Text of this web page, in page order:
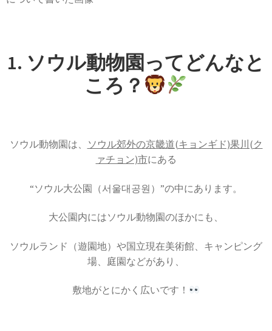
1. ソウル動物園ってどんなと
ころ？
ソウル動物園は、 ソウル郊外の京畿道(キョンギド)果川(ク
ァチョン)市にある
“ソウル大公園（서울대공원）”の中にあります。
大公園内にはソウル動物園のほかにも、
ソウルランド（遊園地）や国立現在美術館、キャンピング
場、庭園などがあり、
敷地がとにかく広いです！